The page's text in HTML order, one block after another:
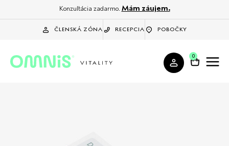
Konzultácia zadarmo. Mám záujem.
ČLENSKÁ ZÓNA RECEPCIA POBOČKY
0